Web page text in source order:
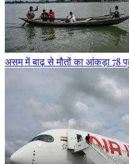
असम में बाढ़ से मौतों का आंकड़ा 78